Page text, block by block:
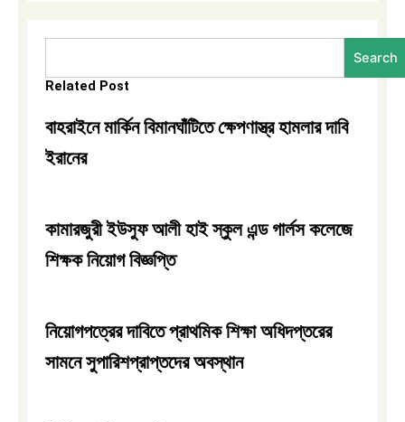
Search
Related Post
বাহরাইনে মার্কিন বিমানঘাঁটিতে ক্ষেপণাস্ত্র হামলার দাবি
ইরানের
কামারজুরী ইউসুফ আলী হাই স্কুল এন্ড গার্লস কলেজে
শিক্ষক নিয়োগ বিজ্ঞপ্তি
নিয়োগপত্রের দাবিতে প্রাথমিক শিক্ষা অধিদপ্তরের
সামনে সুপারিশপ্রাপ্তদের অবস্থান